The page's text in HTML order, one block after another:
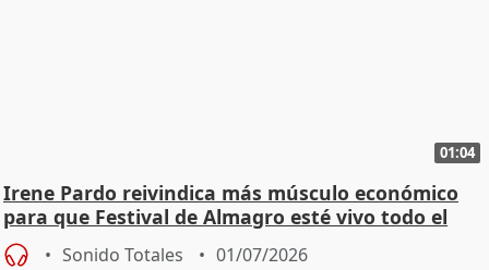
01:04
Irene Pardo reivindica más músculo económico
para que Festival de Almagro esté vivo todo el
año
Sonido Totales 01/07/2026